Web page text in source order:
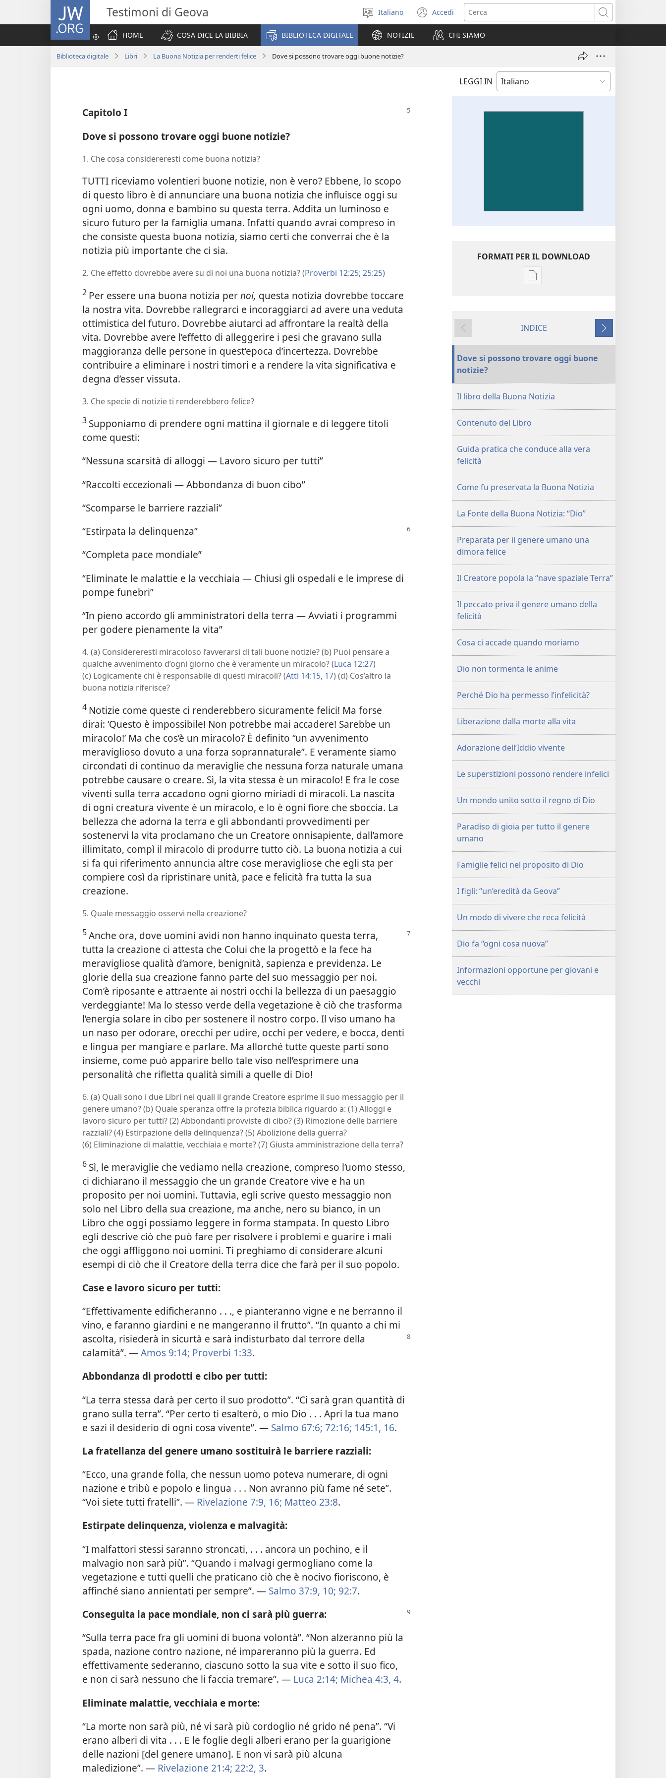
JW.ORG Testimoni di Geova
Seleziona
la
lingua
Italiano Accedi
(apre
una
nuova
finestra)
Cerca
HOME
COSA DICE LA BIBBIA BIBLIOTECA DIGITALE NOTIZIE CHI SIAMO
Biblioteca digitale Libri La Buona Notizia per renderti felice Dove si possono trovare oggi buone notizie?
LEGGI IN
Capitolo I
Dove si possono trovare oggi buone notizie?
1. Che cosa considereresti come buona notizia?
TUTTI riceviamo volentieri buone notizie, non è vero? Ebbene, lo scopo
di questo libro è di annunciare una buona notizia che influisce oggi su
ogni uomo, donna e bambino su questa terra. Addita un luminoso e
sicuro futuro per la famiglia umana. Infatti quando avrai compreso in
che consiste questa buona notizia, siamo certi che converrai che è la
notizia più importante che ci sia.
2. Che effetto dovrebbe avere su di noi una buona notizia? (Proverbi 12:25; 25:25)
2 Per essere una buona notizia pernoi, questa notizia dovrebbe toccare
la nostra vita. Dovrebbe rallegrarci e incoraggiarci ad avere una veduta
ottimistica del futuro. Dovrebbe aiutarci ad affrontare la realtà della
vita. Dovrebbe avere l’effetto di alleggerire i pesi che gravano sulla
maggioranza delle persone in quest’epoca d’incertezza. Dovrebbe
contribuire a eliminare i nostri timori e a rendere la vita significativa e
degna d’esser vissuta.
3. Che specie di notizie ti renderebbero felice?
3 Supponiamo di prendere ogni mattina il giornale e di leggere titoli
come questi:
“Nessuna scarsità di alloggi — Lavoro sicuro per tutti”
“Raccolti eccezionali — Abbondanza di buon cibo”
“Scomparse le barriere razziali”
“Estirpata la delinquenza”
“Completa pace mondiale”
“Eliminate le malattie e la vecchiaia — Chiusi gli ospedali e le imprese di
pompe funebri”
“In pieno accordo gli amministratori della terra — Avviati i programmi
per godere pienamente la vita”
4. (a) Considereresti miracoloso l’avverarsi di tali buone notizie? (b) Puoi pensare a
qualche avvenimento d’ogni giorno che è veramente un miracolo? (Luca 12:27)
(c) Logicamente chi è responsabile di questi miracoli? (Atti 14:15, 17) (d) Cos’altro la
buona notizia riferisce?
4 Notizie come queste ci renderebbero sicuramente felici! Ma forse
dirai: ‘Questo è impossibile! Non potrebbe mai accadere! Sarebbe un
miracolo!’ Ma che cos’è un miracolo? È definito “un avvenimento
meraviglioso dovuto a una forza soprannaturale”. E veramente siamo
circondati di continuo da meraviglie che nessuna forza naturale umana
potrebbe causare o creare. Sì, la vita stessa è un miracolo! E fra le cose
viventi sulla terra accadono ogni giorno miriadi di miracoli. La nascita
di ogni creatura vivente è un miracolo, e lo è ogni fiore che sboccia. La
bellezza che adorna la terra e gli abbondanti provvedimenti per
sostenervi la vita proclamano che un Creatore onnisapiente, dall’amore
illimitato, compì il miracolo di produrre tutto ciò. La buona notizia a cui
si fa qui riferimento annuncia altre cose meravigliose che egli sta per
compiere così da ripristinare unità, pace e felicità fra tutta la sua
creazione.
5. Quale messaggio osservi nella creazione?
5Anche ora, dove uomini avidi non hanno inquinato questa terra,
tutta la creazione ci attesta che Colui che la progettò e la fece ha
meravigliose qualità d’amore, benignità, sapienza e previdenza. Le
glorie della sua creazione fanno parte del suo messaggio per noi.
Com’è riposante e attraente ai nostri occhi la bellezza di un paesaggio
verdeggiante! Ma lo stesso verde della vegetazione è ciò che trasforma
l’energia solare in cibo per sostenere il nostro corpo. Il viso umano ha
un naso per odorare, orecchi per udire, occhi per vedere, e bocca, denti
e lingua per mangiare e parlare. Ma allorché tutte queste parti sono
insieme, come può apparire bello tale viso nell’esprimere una
personalità che rifletta qualità simili a quelle di Dio!
6. (a) Quali sono i due Libri nei quali il grande Creatore esprime il suo messaggio per il
genere umano? (b) Quale speranza offre la profezia biblica riguardo a: (1) Alloggi e
lavoro sicuro per tutti? (2) Abbondanti provviste di cibo? (3) Rimozione delle barriere
razziali? (4) Estirpazione della delinquenza? (5) Abolizione della guerra?
(6) Eliminazione di malattie, vecchiaia e morte? (7) Giusta amministrazione della terra?
6 Sì, le meraviglie che vediamo nella creazione, compreso l’uomo stesso,
ci dichiarano il messaggio che un grande Creatore vive e ha un
proposito per noi uomini. Tuttavia, egli scrive questo messaggio non
solo nel Libro della sua creazione, ma anche, nero su bianco, in un
Libro che oggi possiamo leggere in forma stampata. In questo Libro
egli descrive ciò che può fare per risolvere i problemi e guarire i mali
che oggi affliggono noi uomini. Ti preghiamo di considerare alcuni
esempi di ciò che il Creatore della terra dice che farà per il suo popolo.
Case e lavoro sicuro per tutti:
“Effettivamente edificheranno . . ., e pianteranno vigne e ne berranno il
vino, e faranno giardini e ne mangeranno il frutto”. “In quanto a chi mi
ascolta, risiederà in sicurtà e sarà indisturbato dal terrore della
calamità”. —Amos 9:14; Proverbi 1:33.
Abbondanza di prodotti e cibo per tutti:
“La terra stessa darà per certo il suo prodotto”. “Ci sarà gran quantità di
grano sulla terra”. “Per certo ti esalterò, o mio Dio . . . Apri la tua mano
e sazi il desiderio di ogni cosa vivente”. — Salmo 67:6; 72:16; 145:1, 16.
La fratellanza del genere umano sostituirà le barriere razziali:
“Ecco, una grande folla, che nessun uomo poteva numerare, di ogni
nazione e tribù e popolo e lingua . . . Non avranno più fame né sete”.
“Voi siete tutti fratelli”. — Rivelazione 7:9, 16; Matteo 23:8.
Estirpate delinquenza, violenza e malvagità:
“I malfattori stessi saranno stroncati, . . . ancora un pochino, e il
malvagio non sarà più”. “Quando i malvagi germogliano come la
vegetazione e tutti quelli che praticano ciò che è nocivo fioriscono, è
affinché siano annientati per sempre”. — Salmo 37:9, 10; 92:7.
Conseguita la pace mondiale, non ci sarà più guerra:
“Sulla terra pace fra gli uomini di buona volontà”. “Non alzeranno più la
spada, nazione contro nazione, né impareranno più la guerra. Ed
effettivamente sederanno, ciascuno sotto la sua vite e sotto il suo fico,
e non ci sarà nessuno che li faccia tremare”. — Luca 2:14; Michea 4:3, 4.
Eliminate malattie, vecchiaia e morte:
“La morte non sarà più, né vi sarà più cordoglio né grido né pena”. “Vi
erano alberi di vita . . . E le foglie degli alberi erano per la guarigione
delle nazioni [del genere umano]. E non vi sarà più alcuna
maledizione”. — Rivelazione 21:4; 22:2, 3.
FORMATI PER IL DOWNLOAD
Opzioni
delle
Buona
renderti
felice
Precedente
INDICE
Successivo
Dove si possono trovare oggi buone
notizie?
Il libro della Buona Notizia
Contenuto del Libro
Guida pratica che conduce alla vera
felicità
Come fu preservata la Buona Notizia
La Fonte della Buona Notizia: “Dio”
Preparata per il genere umano una
dimora felice
Il Creatore popola la “nave spaziale Terra”
Il peccato priva il genere umano della
felicità
Cosa ci accade quando moriamo
Dio non tormenta le anime
Perché Dio ha permesso l’infelicità?
Liberazione dalla morte alla vita
Adorazione dell’Iddio vivente
Le superstizioni possono rendere infelici
Un mondo unito sotto il regno di Dio
Paradiso di gioia per tutto il genere
umano
Famiglie felici nel proposito di Dio
I figli: “un’eredità da Geova”
Un modo di vivere che reca felicità
Dio fa “ogni cosa nuova”
Informazioni opportune per giovani e
vecchi